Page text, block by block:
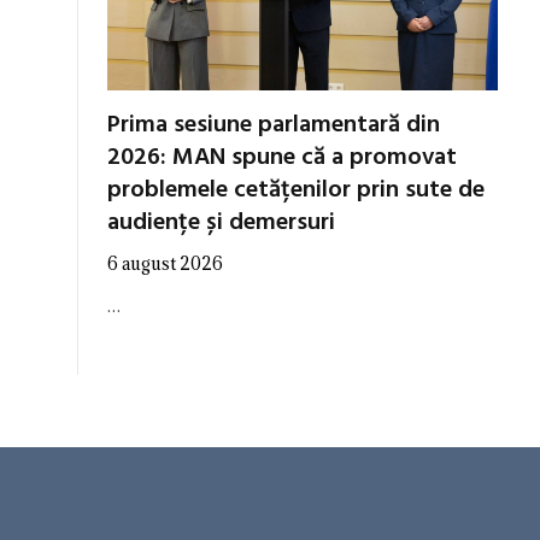
Prima sesiune parlamentară din
2026: MAN spune că a promovat
problemele cetățenilor prin sute de
audiențe și demersuri
6 august 2026
…